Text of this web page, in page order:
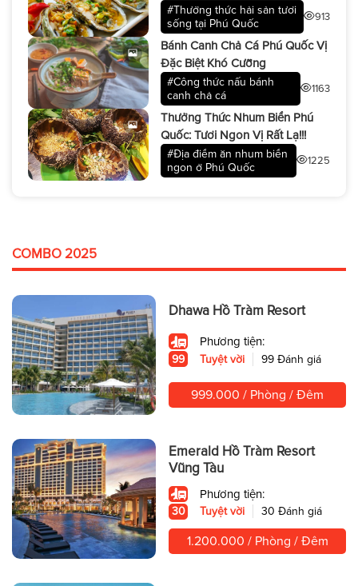
Đậm Hương Vị Biển Cả!
#Thưởng thức hải sản tươi
sống tại Phú Quốc
913
Bánh Canh Chả Cá Phú Quốc Vị
Đặc Biệt Khó Cưỡng
#Công thức nấu bánh
canh chả cá
1163
Thưởng Thức Nhum Biển Phú
Quốc: Tươi Ngon Vị Rất Lạ!!!
#Địa điểm ăn nhum biển
ngon ở Phú Quốc
1225
COMBO 2025
Dhawa Hồ Tràm Resort
Phương tiện:
99 Tuyệt vời 99 Đánh giá
999.000 / Phòng / Đêm
Emerald Hồ Tràm Resort
Vũng Tàu
Phương tiện:
30 Tuyệt vời 30 Đánh giá
1.200.000 / Phòng / Đêm